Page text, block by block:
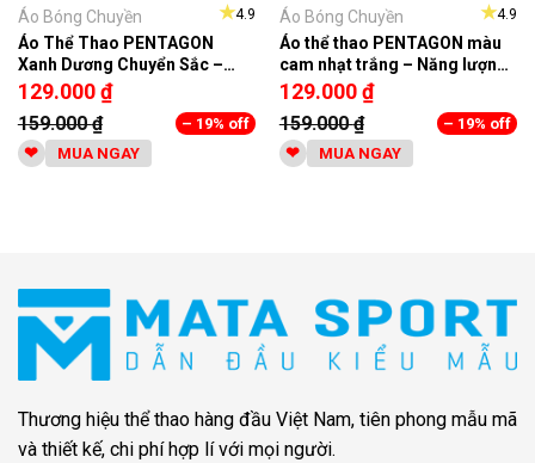
★4.9
Áo Bóng Chuyền
Áo Thể Thao PENTAGON
Xanh Dương Chuyển Sắc –
Mata Sport
129.000₫
159.000₫
– 19% off
MUA NGAY
★4.9
Áo Bóng Chuyền
Áo thể thao PENTAGON màu
cam nhạt trắng – Năng lượng
và phá cách
129.000₫
159.000₫
– 19% off
MUA NGAY
Thương hiệu thể thao hàng đầu Việt Nam, tiên phong mẫu mã
và thiết kế, chi phí hợp lí với mọi người.